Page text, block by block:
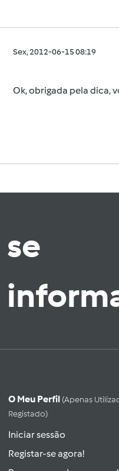
Sex, 2012-06-15 08:19
Ok, obrigada pela dica,
se
O Meu Perfil (apenas
Registado)
Iniciar sessão
Registar-se agora!